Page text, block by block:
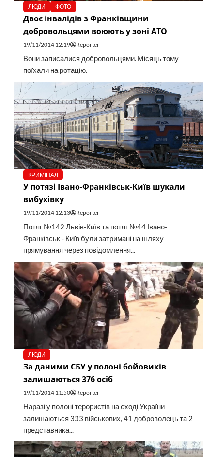
ЛЮДИ ФОТО
Двоє інвалідів з Франківщини
добровольцями воюють у зоні АТО
19/11/2014 12:19 Reporter
Вони записалися добровольцями. Місяць тому
поїхали на ротацію.
КРИМІНАЛ
У потязі Івано-Франківськ-Київ шукали
вибухівку
19/11/2014 12:13 Reporter
Потяг №142 Львів-Київ та потяг №44 Івано-
Франківськ - Київ були затримані на шляху
прямування через повідомлення...
ЛЮДИ
За даними СБУ у полоні бойовиків
залишаються 376 осіб
19/11/2014 11:50 Reporter
Наразі у полоні терористів на сході України
залишаються 333 військових, 41 доброволець та 2
представника...